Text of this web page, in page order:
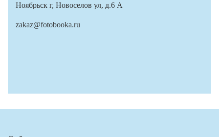
Ноябрьск г, Новоселов ул, д.6 А
zakaz@fotobooka.ru